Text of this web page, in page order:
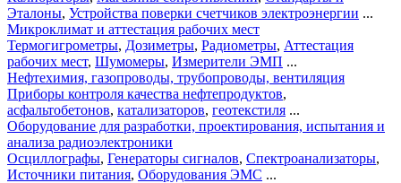
Эталоны, Устройства поверки счетчиков электроэнергии ...
Микроклимат и аттестация рабочих мест
Термогигрометры, Дозиметры, Радиометры, Аттестация
рабочих мест, Шумомеры, Измерители ЭМП ...
Нефтехимия, газопроводы, трубопроводы, вентиляция
Приборы контроля качества нефтепродуктов,
асфальтобетонов, катализаторов, геотекстиля ...
Оборудование для разработки, проектирования, испытания и
анализа радиоэлектроники
Осциллографы, Генераторы сигналов, Спектроанализаторы,
Источники питания, Оборудования ЭМС ...